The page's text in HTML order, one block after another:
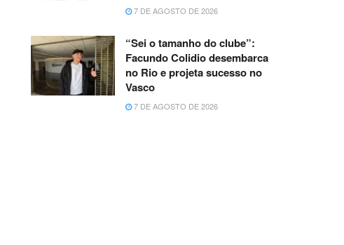
7 DE AGOSTO DE 2026
“Sei o tamanho do clube”:
Facundo Colidio desembarca
no Rio e projeta sucesso no
Vasco
7 DE AGOSTO DE 2026